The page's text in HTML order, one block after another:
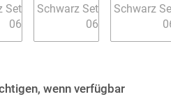
wenn verfügbar